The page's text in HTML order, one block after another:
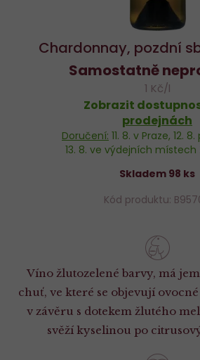
Chardonnay, pozdní
Víno žlutozelené barvy, má
chuť, ve které se objevují
v závěru s dotekem žlutého
svěží kyselinou po
Samostatně
1 Kč/l
Zobrazit
prodejnách
Doručení: 11. 8. v Praze, 12. 8.
13. 8. ve výdejních místech
Skladem 98 ks
Kód produktu: